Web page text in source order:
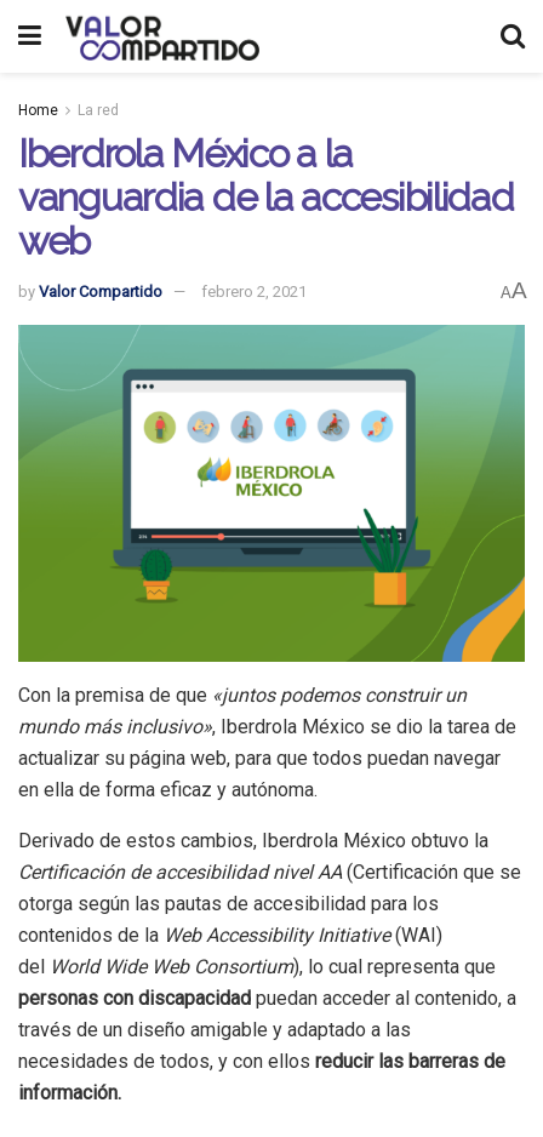
Home La red
Iberdrola México a la
vanguardia de la accesibilidad
web
by Valor Compartido febrero 2, 2021 AA
Con la premisa de que «juntos podemos construir un
mundo más inclusivo», Iberdrola México se dio la tarea de
actualizar su página web, para que todos puedan navegar
en ella de forma eficaz y autónoma.
Derivado de estos cambios, Iberdrola México obtuvo la
Certificación de accesibilidad nivel AA(Certificación que se
otorga según las pautas de accesibilidad para los
contenidos de la Web Accessibility Initiative(WAI)
del
World Wide Web Consortium), lo cual representa que
personas con discapacidad puedan acceder al contenido, a
través de un diseño amigable y adaptado a las
necesidades de todos, y con ellos reducir las barreras de
información.